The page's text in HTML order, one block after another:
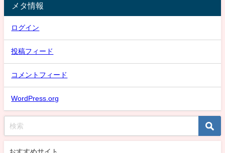
メタ情報
ログイン
投稿フィード
コメントフィード
WordPress.org
おすすめサイト